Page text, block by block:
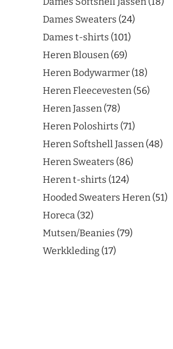
Dames Sweaters 24
Dames t-shirts 101
Heren Blousen 69
Heren Bodywarmer 18
Heren Fleecevesten 56
Heren Jassen 78
Heren Poloshirts 71
Heren Softshell Jassen 48
Heren Sweaters 86
Heren t-shirts 124
Hooded Sweaters Heren 51
Horeca 32
Mutsen/Beanies 79
Werkkleding 17